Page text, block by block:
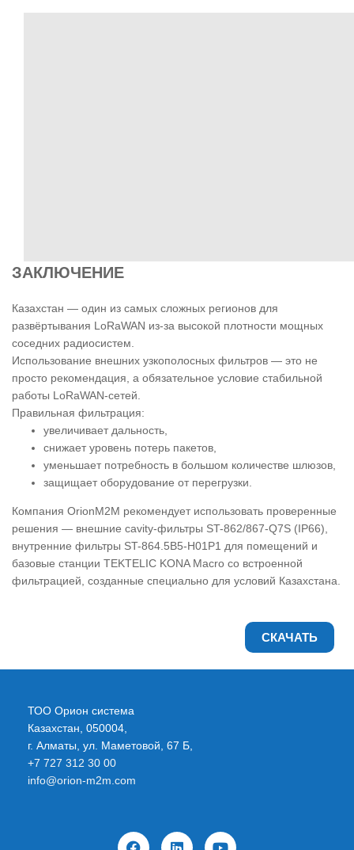
ЗАКЛЮЧЕНИЕ
Казахстан — один из самых сложных регионов для
развёртывания LoRaWAN из-за высокой плотности мощных
соседних радиосистем.
Использование внешних узкополосных фильтров — это не
просто рекомендация, а обязательное условие стабильной
работы LoRaWAN-сетей.
Правильная фильтрация:
увеличивает дальность,
снижает уровень потерь пакетов,
уменьшает потребность в большом количестве шлюзов,
защищает оборудование от перегрузки.
Компания OrionM2M рекомендует использовать проверенные
решения — внешние cavity-фильтры ST-862/867-Q7S (IP66),
внутренние фильтры ST-864.5B5-H01P1 для помещений и
базовые станции TEKTELIC KONA Macro со встроенной
фильтрацией, созданные специально для условий Казахстана.
СКАЧАТЬ
ТОО Орион система
Казахстан, 050004,
г. Алматы, ул. Маметовой, 67 Б,
+7 727 312 30 00
info@orion-m2m.com